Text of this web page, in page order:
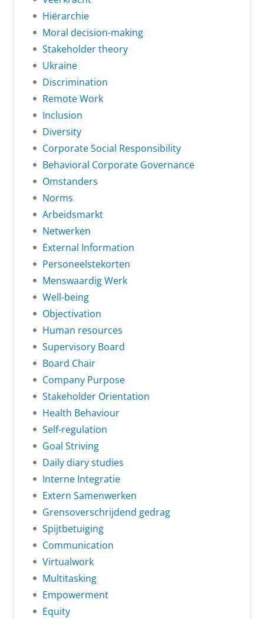
Hiërarchie
Moral decision-making
Stakeholder theory
Ukraine
Discrimination
Remote Work
Inclusion
Diversity
Corporate Social Responsibility
Behavioral Corporate Governance
Omstanders
Norms
Arbeidsmarkt
Netwerken
External Information
Personeelstekorten
Menswaardig Werk
Well-being
Objectivation
Human resources
Supervisory Board
Board Chair
Company Purpose
Stakeholder Orientation
Health Behaviour
Self-regulation
Goal Striving
Daily diary studies
Interne Integratie
Extern Samenwerken
Grensoverschrijdend gedrag
Spijtbetuiging
Communication
Virtualwork
Multitasking
Empowerment
Equity